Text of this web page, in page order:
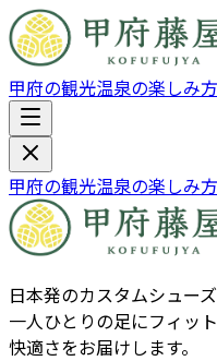
甲府の観光温泉の楽しみ方
甲府の観光温泉の楽しみ方
日本発のカスタムシュー
一人ひとりの足にフィッ
快適さをお届けします。